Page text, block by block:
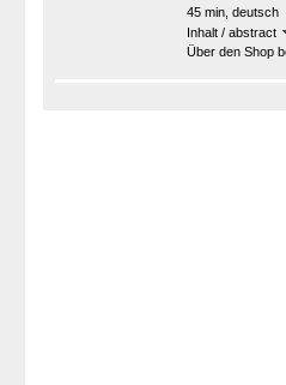
45 min, deutsch
Inhalt / abstract
Über den Shop